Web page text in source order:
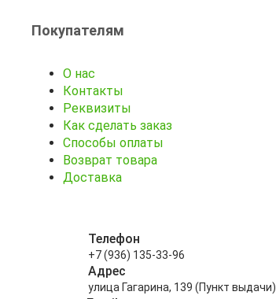
Покупателям
О нас
Контакты
Реквизиты
Как сделать заказ
Способы оплаты
Возврат товара
Доставка
Телефон
+7 (936) 135-33-96
Адрес
улица Гагарина, 139 (Пункт выдачи)